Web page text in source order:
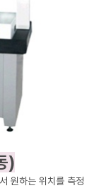
)
원하는 위치를 측정